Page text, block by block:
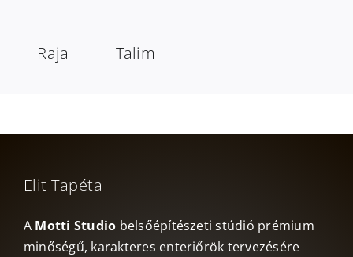
Raja Talim
Elit Tapéta
A Motti Studio belsőépítészeti stúdió prémium
minőségű, karakteres enteriőrök tervezésére